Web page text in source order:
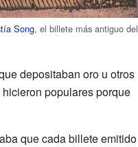
Song, el billete más antiguo del
depositaban oro u otros
populares porque
que cada billete emitido